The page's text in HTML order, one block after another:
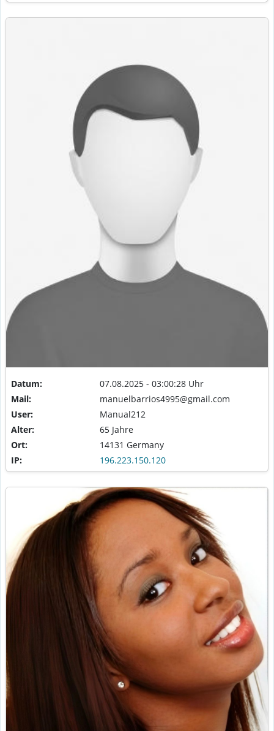
Datum:
07.08.2025 - 03:00:28 Uhr
Mail:
manuelbarrios4995@gmail.com
User:
Manual212
Alter:
65 Jahre
Ort:
14131 Germany
IP:
196.223.150.120